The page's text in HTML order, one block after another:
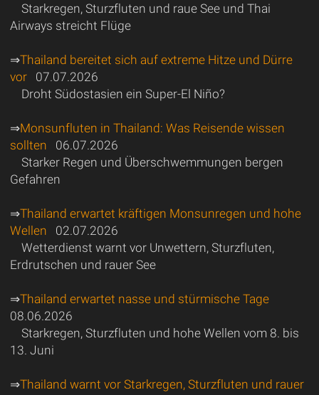
Starkregen, Sturzfluten und raue See und Thai
Airways streicht Flüge
⇒Thailand bereitet sich auf extreme Hitze und Dürre
vor07.07.2026
Droht Südostasien ein Super-El Niño?
⇒Monsunfluten in Thailand: Was Reisende wissen
sollten 06.07.2026
Starker Regen und Überschwemmungen bergen
Gefahren
⇒Thailand erwartet kräftigen Monsunregen und hohe
Wellen 02.07.2026
Wetterdienst warnt vor Unwettern, Sturzfluten,
Erdrutschen und rauer See
⇒Thailand erwartet nasse und stürmische Tage
08.06.2026
Starkregen, Sturzfluten und hohe Wellen vom 8. bis
13. Juni
⇒Thailand warnt vor Starkregen, Sturzfluten und rauer